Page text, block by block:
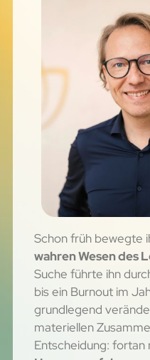
Schon früh bewegte
wahren Wesen des
Suche führte ihn
bis ein Burnout im
grundlegend
materiellen
Entscheidung: fortan